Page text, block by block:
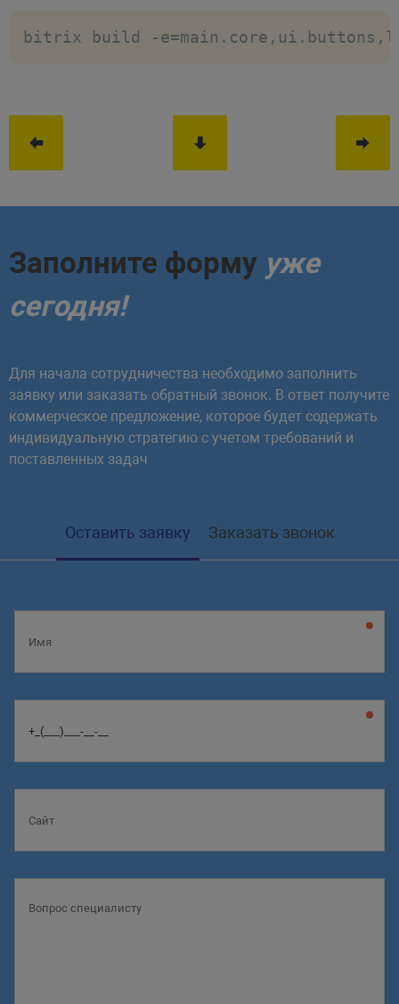
bitrix build -
Заполните форму уже
сегодня!
Для начала сотрудничества необходимо заполнить
заявку или заказать обратный звонок. В ответ получите
коммерческое предложение, которое будет содержать
индивидуальную стратегию с учетом требований и
поставленных задач
Оставить заявку Заказать звонок